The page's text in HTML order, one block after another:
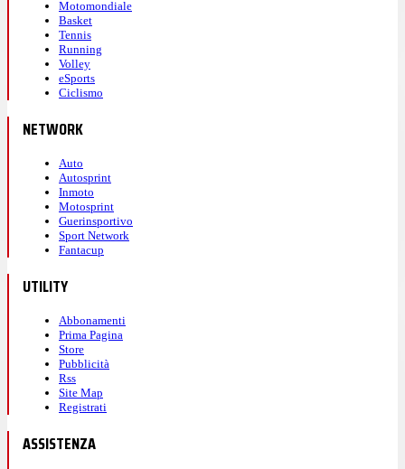
Motomondiale
Basket
Tennis
Running
Volley
eSports
Ciclismo
NETWORK
Auto
Autosprint
Inmoto
Motosprint
Guerinsportivo
Sport Network
Fantacup
UTILITY
Abbonamenti
Prima Pagina
Store
Pubblicità
Rss
Site Map
Registrati
ASSISTENZA